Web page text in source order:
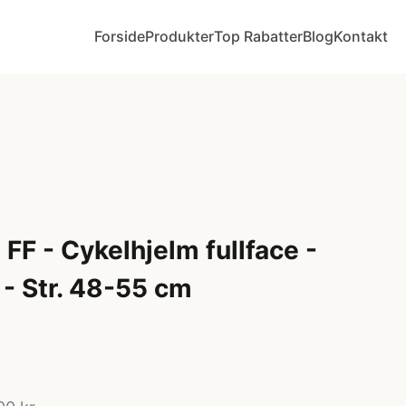
ForsideProdukterTop RabatterBlogKontakt
FF - Cykelhjelm fullface -
Str. 48-55 cm